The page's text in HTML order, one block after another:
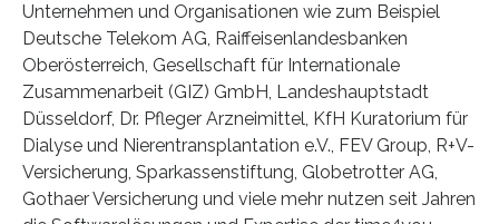
Unternehmen und Organisationen wie zum Beispiel
Deutsche Telekom AG, Raiffeisenlandesbanken
Oberösterreich, Gesellschaft für Internationale
Zusammenarbeit (GIZ) GmbH, Landeshauptstadt
Düsseldorf, Dr. Pfleger Arzneimittel, KfH Kuratorium für
Dialyse und Nierentransplantation e.V., FEV Group, R+V-
Versicherung, Sparkassenstiftung, Globetrotter AG,
Gothaer Versicherung und viele mehr nutzen seit Jahren